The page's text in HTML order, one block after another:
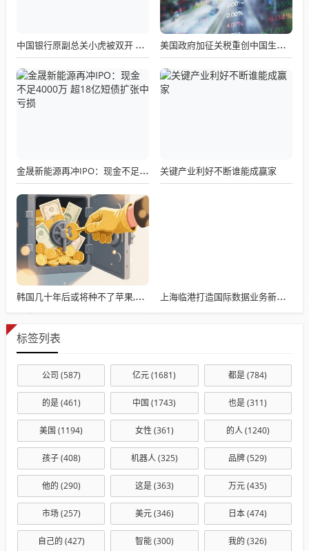
中国银行原副总关小虎被双开 巨额财产来源不明 美国政府加征关税重创中国生物企业？博拓生物回应：短期销量下滑，正全力开拓东南亚欧洲
金晟新能源再冲IPO：现金不足4000万 超18亿短债扩张中亏损 关键产业利好不断谁能成赢家
韩国几十年后或将种不了苹果,冬季低温天数减23天，苹果遭遇"冬眠危机" 上海临港打造国际数据业务新高地
标签列表
公司 (587) 亿元(1681) 都是(784)
的是(461) 中国 (1743) 也是(311)
美国 (1194) 女性 (361) 的人(1240)
孩子(408) 机器人(325) 品牌(529)
他的 (290) 这是(363) 万元(435)
市场(257) 美元(346) 日本(474)
自己的 (427) 智能(300) 我的 (326)